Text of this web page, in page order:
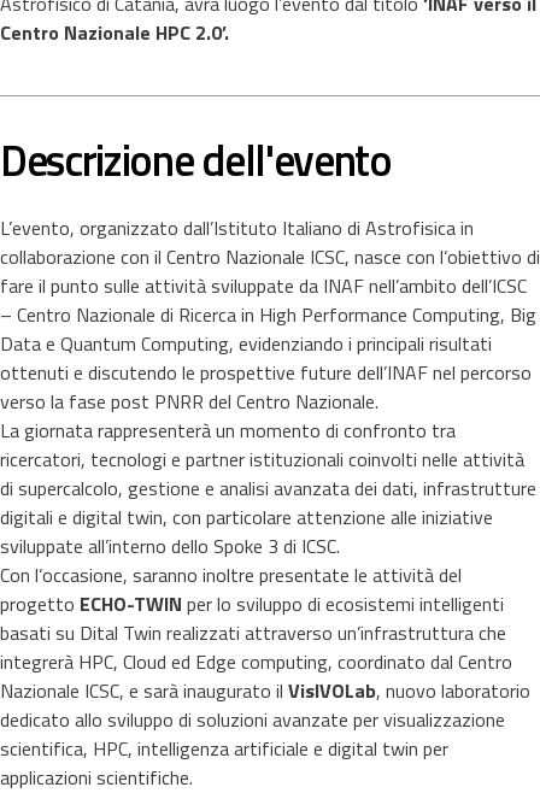
Centro Nazionale HPC 2.0’.
Descrizione dell'evento
L’evento, organizzato dall’Istituto Italiano di Astrofisica in
collaborazione con il Centro Nazionale ICSC, nasce con l’obiettivo di
fare il punto sulle attività sviluppate da INAF nell’ambito dell’ICSC
– Centro Nazionale di Ricerca in High Performance Computing, Big
Data e Quantum Computing, evidenziando i principali risultati
ottenuti e discutendo le prospettive future dell’INAF nel percorso
verso la fase post PNRR del Centro Nazionale.
La giornata rappresenterà un momento di confronto tra
ricercatori, tecnologi e partner istituzionali coinvolti nelle attività
di supercalcolo, gestione e analisi avanzata dei dati, infrastrutture
digitali e digital twin, con particolare attenzione alle iniziative
sviluppate all’interno dello Spoke 3 di ICSC.
Con l’occasione, saranno inoltre presentate le attività del
progetto ECHO-TWIN per lo sviluppo di ecosistemi intelligenti
basati su Dital Twin realizzati attraverso un’infrastruttura che
integrerà HPC, Cloud ed Edge computing, coordinato dal Centro
Nazionale ICSC, e sarà inaugurato il VisIVOLab, nuovo laboratorio
dedicato allo sviluppo di soluzioni avanzate per visualizzazione
scientifica, HPC, intelligenza artificiale e digital twin per
applicazioni scientifiche.